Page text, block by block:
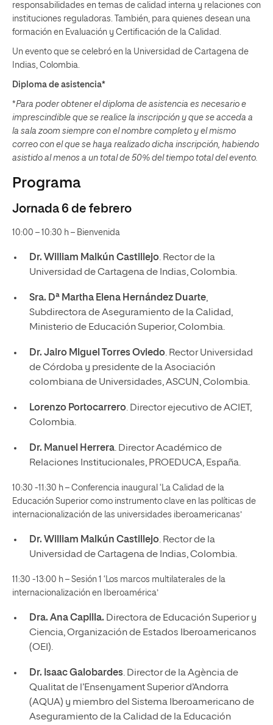
responsabilidades en temas de calidad interna y relaciones con
instituciones reguladoras. También, para quienes desean una
formación en Evaluación y Certificación de la Calidad.
Un evento que se celebró en la Universidad de Cartagena de
Indias, Colombia.
Diploma de asistencia*
*Para poder obtener el diploma de asistencia es necesario e
imprescindible que se realice la inscripción y que se acceda a
la sala zoom siempre con el nombre completo y el mismo
correo con el que se haya realizado dicha inscripción, habiendo
asistido al menos a un total de 50% del tiempo total del evento.
Programa
Jornada 6 de febrero
10:00 – 10:30 h – Bienvenida
Dr. William Malkún Castillejo. Rector de la
Universidad de Cartagena de Indias, Colombia.
Sra. Dª Martha Elena Hernández Duarte,
Subdirectora de Aseguramiento de la Calidad,
Ministerio de Educación Superior, Colombia.
Dr. Jairo Miguel Torres Oviedo. Rector Universidad
de Córdoba y presidente de la Asociación
colombiana de Universidades, ASCUN, Colombia.
Lorenzo Portocarrero. Director ejecutivo de ACIET,
Colombia.
Dr. Manuel Herrera. Director Académico de
Relaciones Institucionales, PROEDUCA, España.
10:30 -11:30 h – Conferencia inaugural ‘La Calidad de la
Educación Superior como instrumento clave en las políticas de
internacionalización de las universidades iberoamericanas’
Dr. William Malkún Castillejo. Rector de la
Universidad de Cartagena de Indias, Colombia.
11:30 -13:00 h – Sesión 1 ‘Los marcos multilaterales de la
internacionalización en Iberoamérica’
Dra. Ana Capilla. Directora de Educación Superior y
Ciencia, Organización de Estados Iberoamericanos
(OEI).
Dr. Isaac Galobardes. Director de la Agència de
Qualitat de l’Ensenyament Superior d’Andorra
(AQUA) y miembro del Sistema Iberoamericano de
Aseguramiento de la Calidad de la Educación